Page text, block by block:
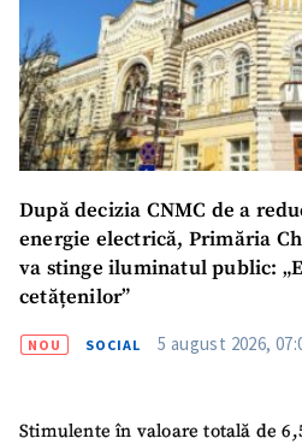
După decizia CNMC de a
energie electrică, Primăria
va stinge iluminatul public:
cetățenilor”
NOU SOCIAL 5 august 2026,
Stimulente în valoare totală de